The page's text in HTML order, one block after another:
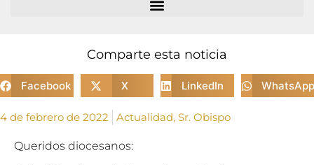
Comparte esta noticia
Facebook X LinkedIn WhatsApp
4 de febrero de 2022 Actualidad, Sr. Obispo
Queridos diocesanos: